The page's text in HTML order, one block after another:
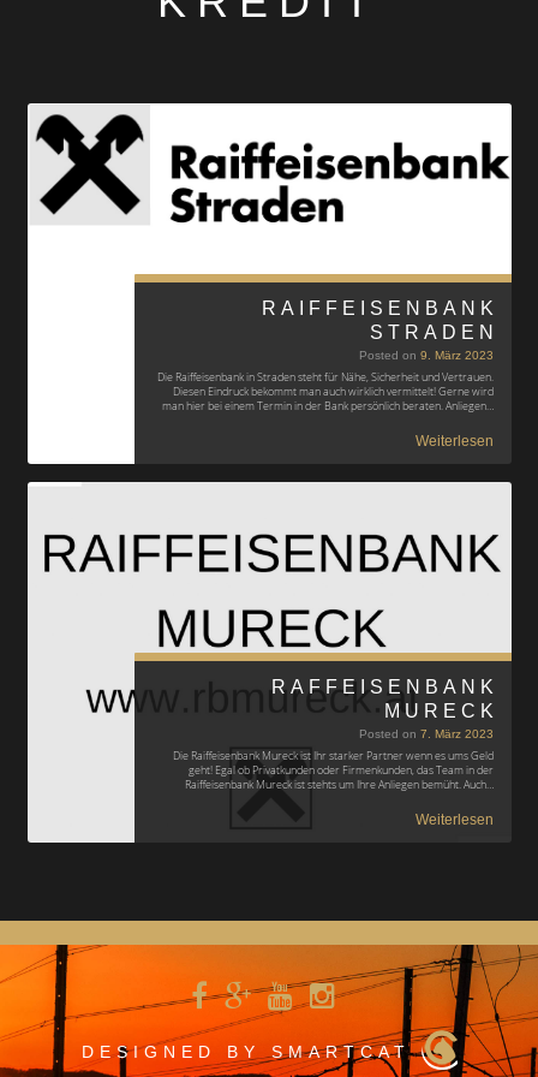
RAIFFEISENBANK
STRADEN
Posted on 9. März 2023
Die Raiffeisenbank in Straden steht für Nähe, Sicherheit und Vertrauen.
Diesen Eindruck bekommt man auch wirklich vermittelt! Gerne wird
man hier bei einem Termin in der Bank persönlich beraten. Anliegen…
Weiterlesen
RAFFEISENBANK
MURECK
Posted on 7. März 2023
Die Raiffeisenbank Mureck ist Ihr starker Partner wenn es ums Geld
geht! Egal ob Privatkunden oder Firmenkunden, das Team in der
Raiffeisenbank Mureck ist stehts um Ihre Anliegen bemüht. Auch…
Weiterlesen
DESIGNED BY SMARTCAT